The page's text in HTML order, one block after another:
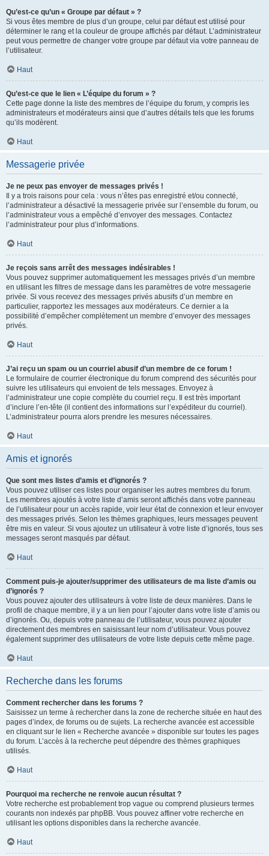
Qu’est-ce qu’un « Groupe par défaut » ?
Si vous êtes membre de plus d’un groupe, celui par défaut est utilisé pour
déterminer le rang et la couleur de groupe affichés par défaut. L’administrateur
peut vous permettre de changer votre groupe par défaut via votre panneau de
l’utilisateur.
Haut
Qu’est-ce que le lien « L’équipe du forum » ?
Cette page donne la liste des membres de l’équipe du forum, y compris les
administrateurs et modérateurs ainsi que d’autres détails tels que les forums
qu’ils modèrent.
Haut
Messagerie privée
Je ne peux pas envoyer de messages privés !
Il y a trois raisons pour cela : vous n’êtes pas enregistré et/ou connecté,
l’administrateur a désactivé la messagerie privée sur l’ensemble du forum, ou
l’administrateur vous a empêché d’envoyer des messages. Contactez
l’administrateur pour plus d’informations.
Haut
Je reçois sans arrêt des messages indésirables !
Vous pouvez supprimer automatiquement les messages privés d’un membre
en utilisant les filtres de message dans les paramètres de votre messagerie
privée. Si vous recevez des messages privés abusifs d’un membre en
particulier, rapportez les messages aux modérateurs. Ce dernier a la
possibilité d’empêcher complètement un membre d’envoyer des messages
privés.
Haut
J’ai reçu un spam ou un courriel abusif d’un membre de ce forum !
Le formulaire de courrier électronique du forum comprend des sécurités pour
suivre les utilisateurs qui envoient de tels messages. Envoyez à
l’administrateur une copie complète du courriel reçu. Il est très important
d’inclure l’en-tête (il contient des informations sur l’expéditeur du courriel).
L’administrateur pourra alors prendre les mesures nécessaires.
Haut
Amis et ignorés
Que sont mes listes d’amis et d’ignorés ?
Vous pouvez utiliser ces listes pour organiser les autres membres du forum.
Les membres ajoutés à votre liste d’amis seront affichés dans votre panneau
de l’utilisateur pour un accès rapide, voir leur état de connexion et leur envoyer
des messages privés. Selon les thèmes graphiques, leurs messages peuvent
être mis en valeur. Si vous ajoutez un utilisateur à votre liste d’ignorés, tous ses
messages seront masqués par défaut.
Haut
Comment puis-je ajouter/supprimer des utilisateurs de ma liste d’amis ou
d’ignorés ?
Vous pouvez ajouter des utilisateurs à votre liste de deux manières. Dans le
profil de chaque membre, il y a un lien pour l’ajouter dans votre liste d’amis ou
d’ignorés. Ou, depuis votre panneau de l’utilisateur, vous pouvez ajouter
directement des membres en saisissant leur nom d’utilisateur. Vous pouvez
également supprimer des utilisateurs de votre liste depuis cette même page.
Haut
Recherche dans les forums
Comment rechercher dans les forums ?
Saisissez un terme à rechercher dans la zone de recherche située en haut des
pages d’index, de forums ou de sujets. La recherche avancée est accessible
en cliquant sur le lien « Recherche avancée » disponible sur toutes les pages
du forum. L’accès à la recherche peut dépendre des thèmes graphiques
utilisés.
Haut
Pourquoi ma recherche ne renvoie aucun résultat ?
Votre recherche est probablement trop vague ou comprend plusieurs termes
courants non indexés par phpBB. Vous pouvez affiner votre recherche en
utilisant les options disponibles dans la recherche avancée.
Haut